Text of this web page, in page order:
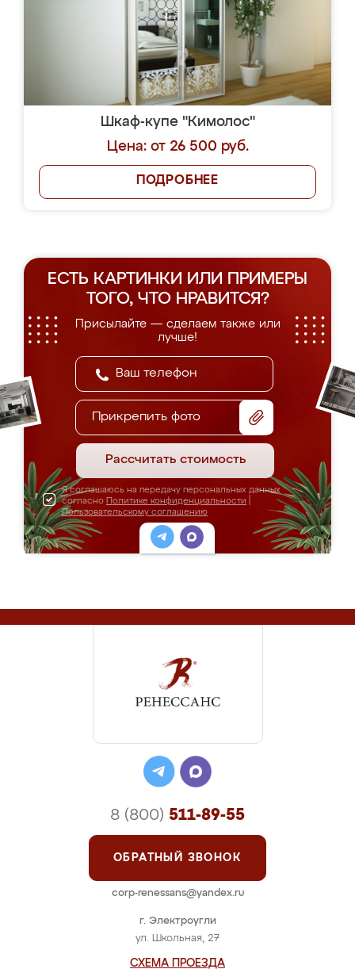
Шкаф-купе "Кимолос"
Цена: от 26 500 руб.
ПОДРОБНЕЕ
ЕСТЬ КАРТИНКИ ИЛИ ПРИМЕРЫ
ТОГО, ЧТО НРАВИТСЯ?
Присылайте — сделаем также или
лучше!
Прикрепить фото
Рассчитать стоимость
Я соглашаюсь на передачу персональных данных
согласно Политике конфиденциальности
Пользовательскому соглашению
г. Электроугли
ул. Школьная, 27
СХЕМА ПРОЕЗДА
8 (800) 511-89-55
ОБРАТНЫЙ ЗВОНОК
corp-renessans@yandex.ru